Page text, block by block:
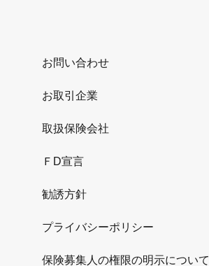
お問い合わせ
お取引企業
取扱保険会社
ＦD宣言
勧誘方針
プライバシーポリシー
保険募集人の権限の明示について